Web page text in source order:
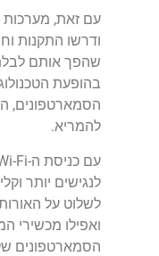
עם זאת, מערכות
ודרשו התקנות
שהפך אותם
בהופעת
הסמארטפונים,
להמריא.
לנגישים יותר
לשלוט על
ואפילו
הסמארטפונים